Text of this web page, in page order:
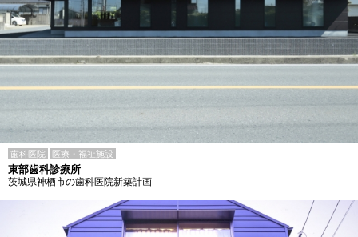
歯科医院 医療・福祉施設
東部歯科診療所
茨城県神栖市の歯科医院新築計画